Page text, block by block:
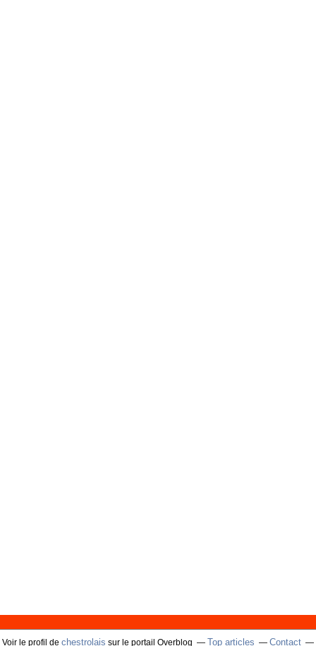
Voir le profil de chestrolais sur le portail Overblog Top articles Contact